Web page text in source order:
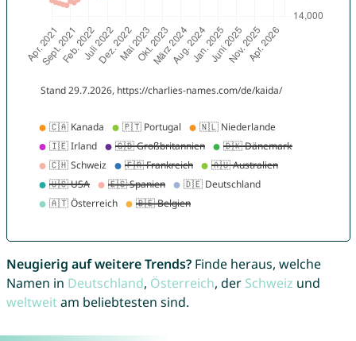
Neugierig auf weitere Trends?Finde heraus, welche
Namen in Deutschland, Österreich, der Schweiz und
weltweitam beliebtesten sind.